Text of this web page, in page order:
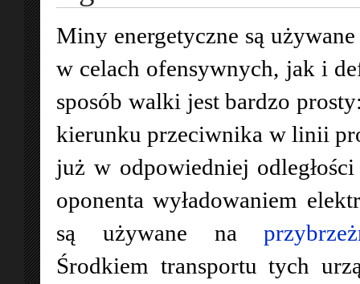
Miny energetyczne są
w celach ofensywnych, jak i
sposób walki jest bardzo
kierunku przeciwnika w linii
już w odpowiedniej
oponenta wyładowaniem
są używane na
Środkiem transportu tych